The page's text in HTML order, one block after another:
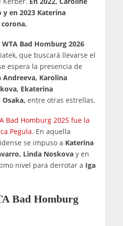
en 2023 Katerina
WTA Bad Homburg 2026
que buscará llevarse el
espera la presencia de
Karolina
Ekaterina
entre otras estrellas.
Bad Homburg 2025 fue la
Pegula. En aquella
se impuso a Katerina
Linda Noskovay en
nivel para derrotar a Iga
Bad Homburg